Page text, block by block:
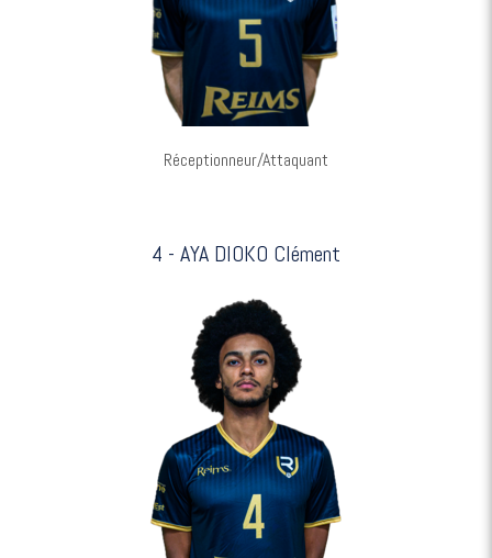
Réceptionneur/Attaquant
4 - AYA DIOKO Clément